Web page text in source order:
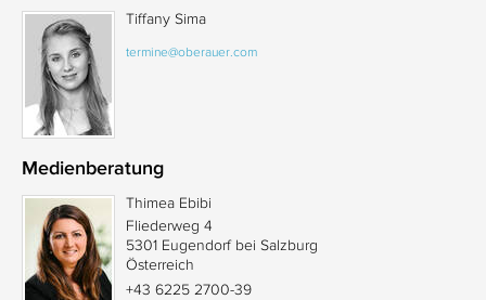
Tiffany Sima
termine@oberauer.com
Medienberatung
Thimea Ebibi
Fliederweg 4
5301 Eugendorf bei Salzburg
Österreich
+43 6225 2700-39